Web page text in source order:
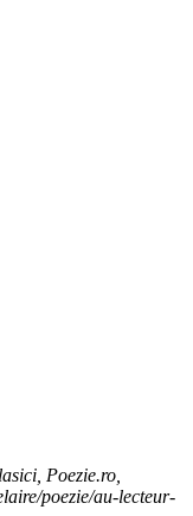
Poezie.ro,
poezie/au-lecteur-